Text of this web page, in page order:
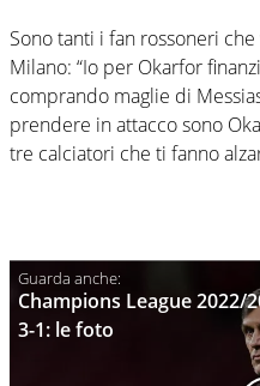
Sono tanti i fan rossoneri
Milano: “Io per Okarfor
comprando maglie di
prendere in attacco sono
tre calciatori che ti fanno
Champions League 2022/
3-1: le foto